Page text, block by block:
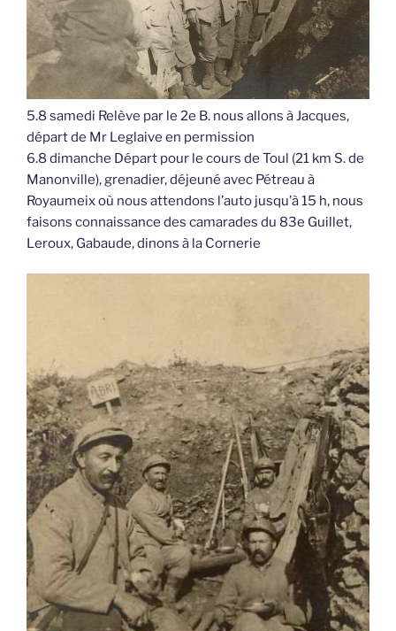
5.8 samedi Relève par le 2e B. nous allons à Jacques,
départ de Mr Leglaive en permission
6.8 dimanche Départ pour le cours de Toul (21 km S. de
Manonville), grenadier, déjeuné avec Pétreau à
Royaumeix où nous attendons l’auto jusqu’à 15 h, nous
faisons connaissance des camarades du 83e Guillet,
Leroux, Gabaude, dinons à la Cornerie